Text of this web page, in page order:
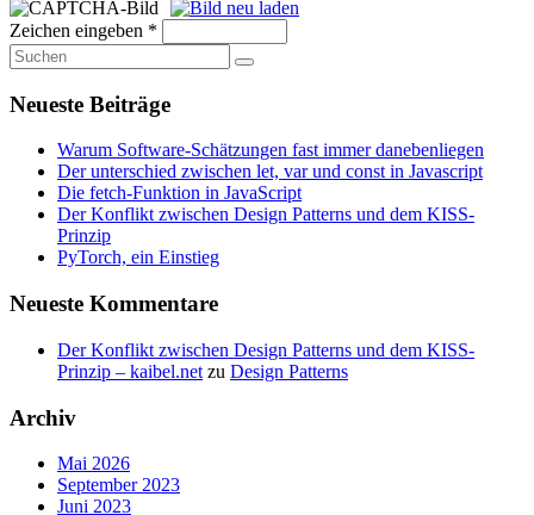
Zeichen eingeben *
Neueste Beiträge
Warum Software-Schätzungen fast immer danebenliegen
Der unterschied zwischen let, var und const in Javascript
Die fetch-Funktion in JavaScript
Der Konflikt zwischen Design Patterns und dem KISS-
Prinzip
PyTorch, ein Einstieg
Neueste Kommentare
Der Konflikt zwischen Design Patterns und dem KISS-
Prinzip – kaibel.net zu Design Patterns
Archiv
Mai 2026
September 2023
Juni 2023